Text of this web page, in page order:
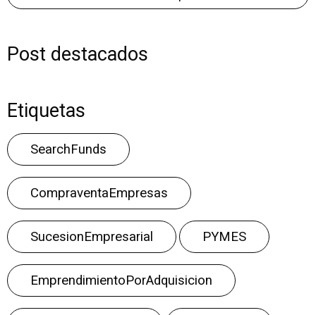
Post destacados
Etiquetas
SearchFunds
CompraventaEmpresas
SucesionEmpresarial PYMES
EmprendimientoPorAdquisicion